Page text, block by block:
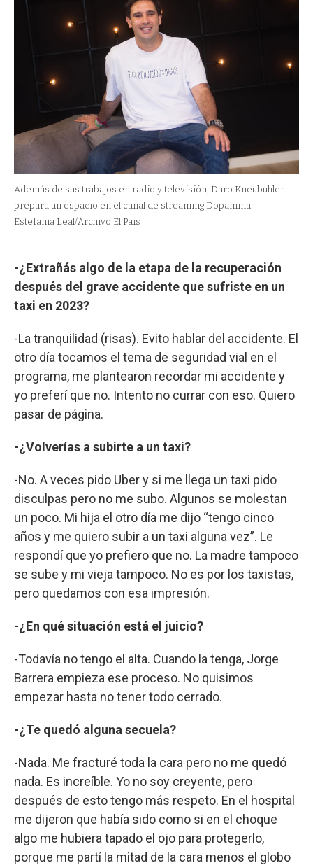
Además de sus trabajos en radio y televisión, Daro Kneubuhler
prepara un espacio en el canal de streaming Dopamina.
Estefania Leal/Archivo El Pais
-¿Extrañás algo de la etapa de la recuperación
después del grave accidente que sufriste en un
taxi en 2023?
-La tranquilidad (risas). Evito hablar del accidente. El
otro día tocamos el tema de seguridad vial en el
programa, me plantearon recordar mi accidente y
yo preferí que no. Intento no currar con eso. Quiero
pasar de página.
-¿Volverías a subirte a un taxi?
-No. A veces pido Uber y si me llega un taxi pido
disculpas pero no me subo. Algunos se molestan
un poco. Mi hija el otro día me dijo “tengo cinco
años y me quiero subir a un taxi alguna vez”. Le
respondí que yo prefiero que no. La madre tampoco
se sube y mi vieja tampoco. No es por los taxistas,
pero quedamos con esa impresión.
-¿En qué situación está el juicio?
-Todavía no tengo el alta. Cuando la tenga, Jorge
Barrera empieza ese proceso. No quisimos
empezar hasta no tener todo cerrado.
-¿Te quedó alguna secuela?
-Nada. Me fracturé toda la cara pero no me quedó
nada. Es increíble. Yo no soy creyente, pero
después de esto tengo más respeto. En el hospital
me dijeron que había sido como si en el choque
algo me hubiera tapado el ojo para protegerlo,
porque me partí la mitad de la cara menos el globo